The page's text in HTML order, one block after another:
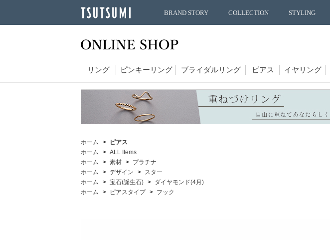
BRAND STORY COLLECTION STYLING
リング ピンキーリング ブライダルリング ピアス イヤリング
ホーム
ピアス
ホーム
ALL Items
ホーム
素材
プラチナ
ホーム
デザイン
スター
ホーム
宝石(誕生石)
ダイヤモンド(4月)
ホーム
ピアスタイプ フック